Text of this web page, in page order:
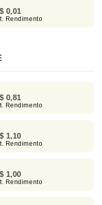
0,01
Rendimento
0,81
Rendimento
1,10
Rendimento
1,00
Rendimento